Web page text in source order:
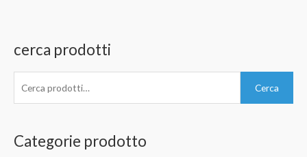
cerca prodotti
c
Cerca
Categorie prodotto